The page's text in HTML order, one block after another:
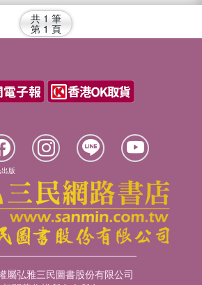
共 1 筆
第 1 頁
版
屬弘雅三民圖書股份有限公司